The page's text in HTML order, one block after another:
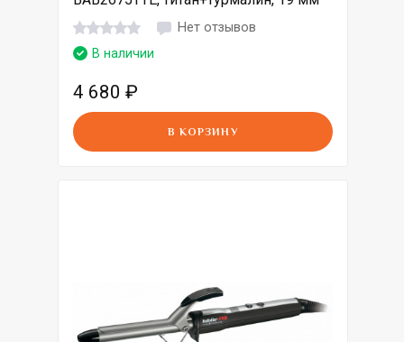
Нет отзывов
В наличии
4 680 ₽
В КОРЗИНУ